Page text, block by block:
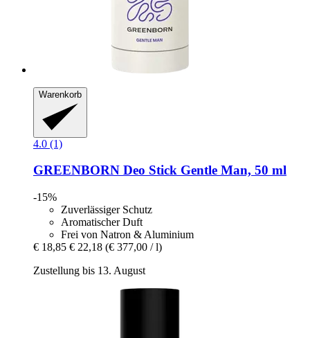
Warenkorb
4.0 (1)
GREENBORN Deo Stick Gentle Man, 50 ml
-15%
Zuverlässiger Schutz
Aromatischer Duft
Frei von Natron & Aluminium
€ 18,85 € 22,18 (€ 377,00 / l)
Zustellung bis 13. August